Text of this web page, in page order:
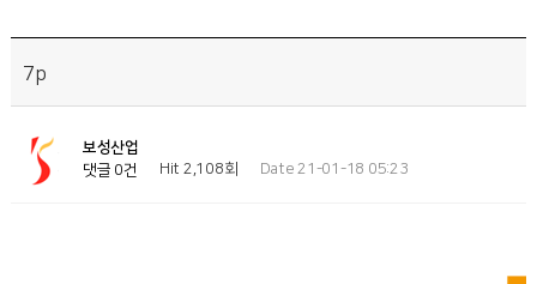
7p
보성산업
댓글 0건
Hit 2,108회 Date 21-01-18 05:23